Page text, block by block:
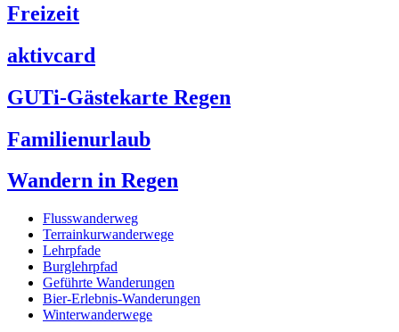
Freizeit
aktivcard
GUTi-Gästekarte Regen
Familienurlaub
Wandern in Regen
Flusswanderweg
Terrainkurwanderwege
Lehrpfade
Burglehrpfad
Geführte Wanderungen
Bier-Erlebnis-Wanderungen
Winterwanderwege